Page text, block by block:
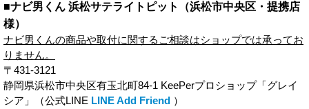
■ナビ男くん 浜松サテライトピット（浜松市中央区・提携店
様）
ナビ男くんの商品や取付に関するご相談はショップでは承ってお
りません。
〒431-3121
静岡県浜松市中央区有玉北町84-1 KeePerプロショップ「グレイ
シア」（公式LINE LINE Add Friend ）